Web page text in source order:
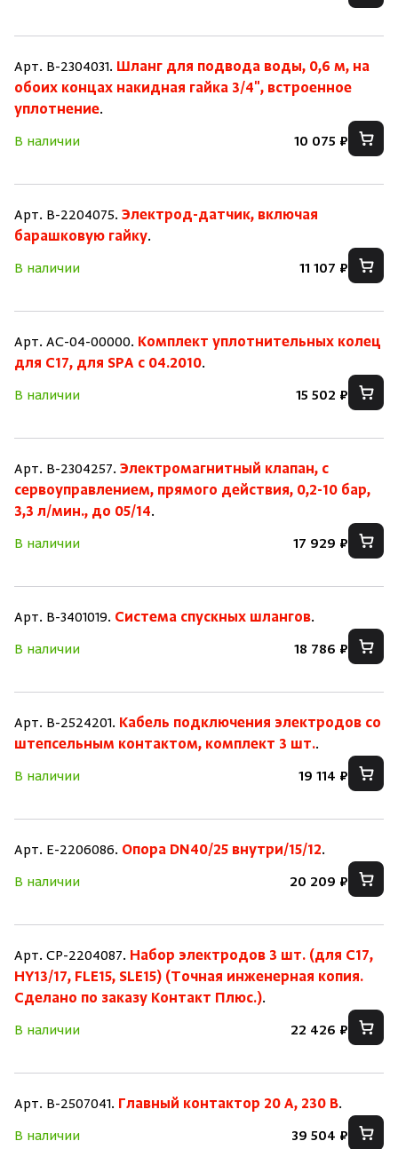
Арт. B-2304031. Шланг для подвода воды, 0,6 м, на
обоих концах накидная гайка 3/4", встроенное
уплотнение.
В наличии
10 075 ₽
Арт. B-2204075. Электрод-датчик, включая
барашковую гайку.
В наличии
11 107 ₽
Арт. AC-04-00000. Комплект уплотнительных колец
для C17, для SPA c 04.2010.
В наличии
15 502 ₽
Арт. B-2304257. Электромагнитный клапан, с
сервоуправлением, прямого действия, 0,2-10 бар,
3,3 л/мин., до 05/14.
В наличии
17 929 ₽
Арт. B-3401019. Система спускных шлангов.
В наличии
18 786 ₽
Арт. B-2524201. Кабель подключения электродов со
штепсельным контактом, комплект 3 шт..
В наличии
19 114 ₽
Арт. E-2206086. Опора DN40/25 внутри/15/12.
В наличии
20 209 ₽
Арт. CP-2204087. Набор электродов 3 шт. (для C17,
HY13/17, FLE15, SLE15) (Точная инженерная копия.
Cделано по заказу Контакт Плюс.).
В наличии
22 426 ₽
Арт. B-2507041. Главный контактор 20 А, 230 В.
В наличии
39 504 ₽